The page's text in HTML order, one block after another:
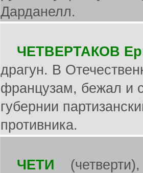
Дарданелл.
ЧЕТВЕРТАКОВ
драгун. В
французам, бежал и
губернии
противника.
ЧЕТИ (четверти),